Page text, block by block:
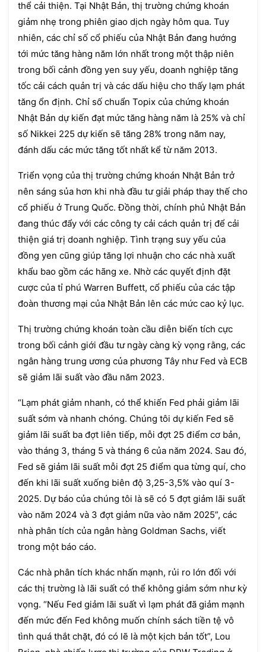
thể cải thiện. Tại Nhật Bản, thị trường chứng khoán
giảm nhẹ trong phiên giao dịch ngày hôm qua. Tuy
nhiên, các chỉ số cổ phiếu của Nhật Bản đang hướng
tới mức tăng hàng năm lớn nhất trong một thập niên
trong bối cảnh đồng yen suy yếu, doanh nghiệp tăng
tốc cải cách quản trị và các dấu hiệu cho thấy lạm phát
tăng ổn định. Chỉ số chuẩn Topix của chứng khoán
Nhật Bản dự kiến đạt mức tăng hàng năm là 25% và chỉ
số Nikkei 225 dự kiến sẽ tăng 28% trong năm nay,
đánh dấu các mức tăng tốt nhất kể từ năm 2013.
Triển vọng của thị trường chứng khoán Nhật Bản trở
nên sáng sủa hơn khi nhà đầu tư giải pháp thay thế cho
cổ phiếu ở Trung Quốc. Đồng thời, chính phủ Nhật Bản
đang thúc đẩy với các công ty cải cách quản trị để cải
thiện giá trị doanh nghiệp. Tình trạng suy yếu của
đồng yen cũng giúp tăng lợi nhuận cho các nhà xuất
khẩu bao gồm các hãng xe. Nhờ các quyết định đặt
cược của tỉ phú Warren Buffett, cổ phiếu của các tập
đoàn thương mại của Nhật Bản lên các mức cao kỷ lục.
Thị trường chứng khoán toàn cầu diễn biến tích cực
trong bối cảnh giới đầu tư ngày càng kỳ vọng rằng, các
ngân hàng trung ương của phương Tây như Fed và ECB
sẽ giảm lãi suất vào đầu năm 2023.
“Lạm phát giảm nhanh, có thể khiến Fed phải giảm lãi
suất sớm và nhanh chóng. Chúng tôi dự kiến ​​Fed sẽ
giảm lãi suất ba đợt liên tiếp, mỗi đợt 25 điểm cơ bản,
vào tháng 3, tháng 5 và tháng 6 của năm 2024. Sau đó,
Fed sẽ giảm lãi suất mỗi đợt 25 điểm qua từng quí, cho
đến khi lãi suất xuống biên độ 3,25-3,5% vào quí 3-
2025. Dự báo của chúng tôi là sẽ có 5 đợt giảm lãi suất
vào năm 2024 và 3 đợt giảm nữa vào năm 2025”, các
nhà phân tích của ngân hàng Goldman Sachs, viết
trong một báo cáo.
Các nhà phân tích khác nhấn mạnh, rủi ro lớn đối với
các thị trường là lãi suất có thể không giảm sớm như kỳ
vọng. “Nếu Fed giảm lãi suất vì lạm phát đã giảm mạnh
đến mức đến Fed không muốn chính sách tiền tệ vô
tình quá thắt chặt, đó có lẽ là một kịch bản tốt”, Lou